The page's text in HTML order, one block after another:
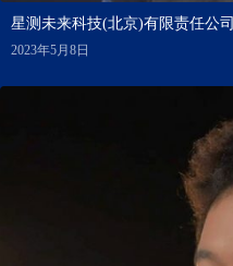
星测未来科技(北京)有限责任公司
2023年5月8日